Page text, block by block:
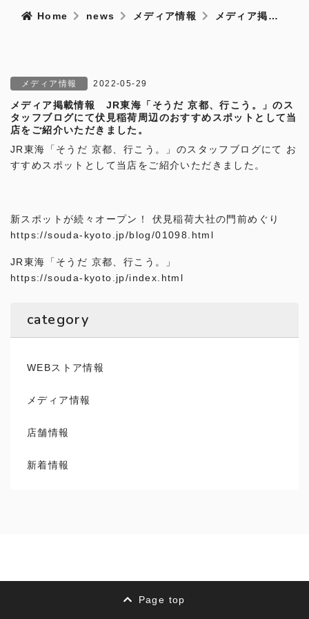
Home news メディア情報 メディア掲載情報 JR東海「そうだ 京都、行こう。」のスタッフブログにて伏見稲荷周辺のおすすめスポットとして当店をご紹介いただきました。
メディア情報 2022-05-29
メディア掲載情報 JR東海「そうだ 京都、行こう。」のス
タッフブログにて伏見稲荷周辺のおすすめスポットとして当
店をご紹介いただきました。
JR東海「そうだ 京都、行こう。」のスタッフブログにて お
すすめスポットとして当店を ご紹介いただきました。
新スポットが続々オープン！ 伏見稲荷大社の門前めぐり
https://souda-kyoto.jp/blog/01098.html
JR東海「そうだ 京都、行こう。」
https://souda-kyoto.jp/index.html
category
WEBストア情報
メディア情報
店舗情報
新着情報
Page top